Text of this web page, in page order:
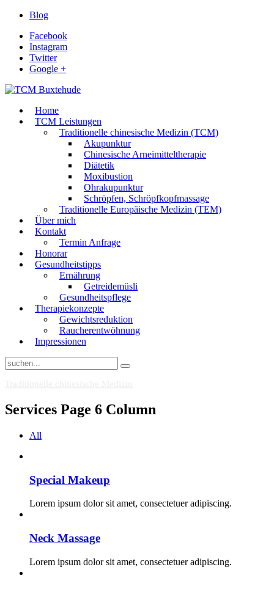
Blog
Facebook
Instagram
Twitter
Google +
Home
TCM Leistungen
Traditionelle chinesische Medizin (TCM)
Akupunktur
Chinesische Arneimitteltherapie
Diätetik
Moxibustion
Ohrakupunktur
Schröpfen, Schröpfkopfmassage
Traditionelle Europäische Medizin (TEM)
Über mich
Kontakt
Termin Anfrage
Honorar
Gesundheitstipps
Ernährung
Getreidemüsli
Gesundheitspflege
Therapiekonzepte
Gewichtsreduktion
Raucherentwöhnung
Impressionen
Services Page 6 Column
All
Special Makeup
Lorem ipsum dolor sit amet, consectetuer adipiscing.
Neck Massage
Lorem ipsum dolor sit amet, consectetuer adipiscing.